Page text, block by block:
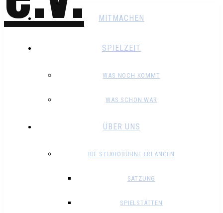
MITMACHEN
SPIELZEIT
WAS NOCH KOMMT
WAS SCHON WAR
ÜBER UNS
DIE STUDIOBÜHNE ERLANGEN
SATZUNG
SPIELSTÄTTEN